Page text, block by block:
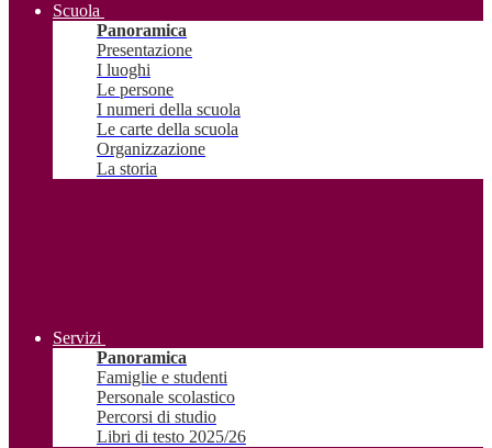
Scuola
Panoramica
Presentazione
I luoghi
Le persone
I numeri della scuola
Le carte della scuola
Organizzazione
La storia
Servizi
Panoramica
Famiglie e studenti
Personale scolastico
Percorsi di studio
Libri di testo 2025/26